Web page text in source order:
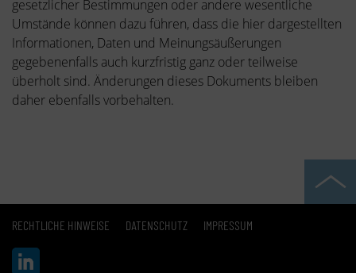
gesetzlicher Bestimmungen oder andere wesentliche
Umstände können dazu führen, dass die hier dargestellten
Informationen, Daten und Meinungsäußerungen
gegebenenfalls auch kurzfristig ganz oder teilweise
überholt sind. Änderungen dieses Dokuments bleiben
daher ebenfalls vorbehalten.
RECHTLICHE HINWEISE DATENSCHUTZ IMPRESSUM